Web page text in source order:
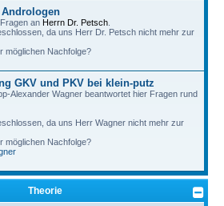
Andrologen
an Herrn Dr. Petsch
da uns Herr Dr. Petsch nicht mehr zur
möglichen Nachfolge?
GKV und PKV bei klein-putz
Alexander Wagner beantwortet hier Fragen rund
da uns Herr Wagner nicht mehr zur
möglichen Nachfolge?
Theorie